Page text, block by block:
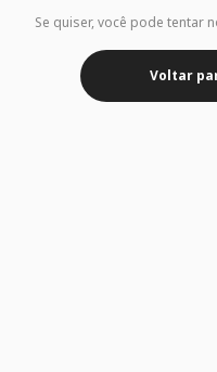
Se quiser, você pode tentar
Voltar